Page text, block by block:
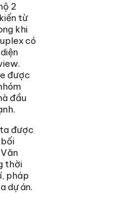
2
từ
khi
có
được
đầu
được
thời
pháp
dự án.